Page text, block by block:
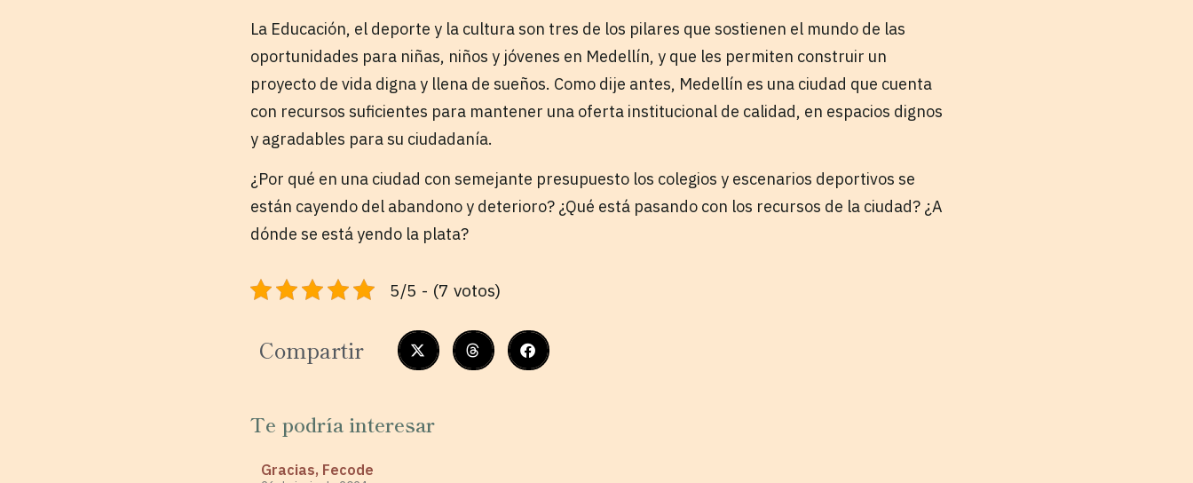
La Educación, el deporte y la cultura son tres de los pilares que sostienen el mundo de las
oportunidades para niñas, niños y jóvenes en Medellín, y que les permiten construir un
proyecto de vida digna y llena de sueños. Como dije antes, Medellín es una ciudad que cuenta
con recursos suficientes para mantener una oferta institucional de calidad, en espacios dignos
y agradables para su ciudadanía.
¿Por qué en una ciudad con semejante presupuesto los colegios y escenarios deportivos se
están cayendo del abandono y deterioro? ¿Qué está pasando con los recursos de la ciudad? ¿A
dónde se está yendo la plata?
5/5 - (7 votos)
Compartir
Te podría interesar
Gracias, Fecode